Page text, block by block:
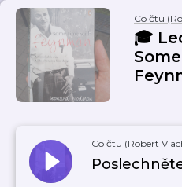
Co čtu
🎓
Co čtu (Robert